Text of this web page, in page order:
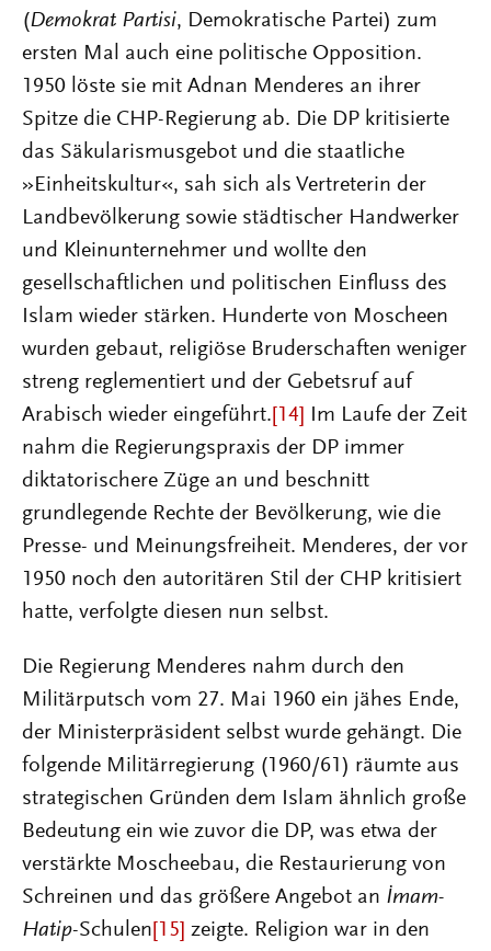
(Demokrat Partisi, Demokratische Partei) zum
ersten Mal auch eine politische Opposition.
1950 löste sie mit Adnan Menderes an ihrer
Spitze die CHP-Regierung ab. Die DP kritisierte
das Säkularismusgebot und die staatliche
»Einheitskultur«, sah sich als Vertreterin der
Landbevölkerung sowie städtischer Handwerker
und Kleinunternehmer und wollte den
gesellschaftlichen und politischen Einfluss des
Islam wieder stärken. Hunderte von Moscheen
wurden gebaut, religiöse Bruderschaften weniger
streng reglementiert und der Gebetsruf auf
Arabisch wieder eingeführt. [14] Im Laufe der Zeit
nahm die Regierungspraxis der DP immer
diktatorischere Züge an und beschnitt
grundlegende Rechte der Bevölkerung, wie die
Presse- und Meinungsfreiheit. Menderes, der vor
1950 noch den autoritären Stil der CHP kritisiert
hatte, verfolgte diesen nun selbst.
Die Regierung Menderes nahm durch den
Militärputsch vom 27. Mai 1960 ein jähes Ende,
der Ministerpräsident selbst wurde gehängt. Die
folgende Militärregierung (1960/61) räumte aus
strategischen Gründen dem Islam ähnlich große
Bedeutung ein wie zuvor die DP, was etwa der
verstärkte Moscheebau, die Restaurierung von
Schreinen und das größere Angebot an İmam-
Hatip-Schulen [15] zeigte. Religion war in den